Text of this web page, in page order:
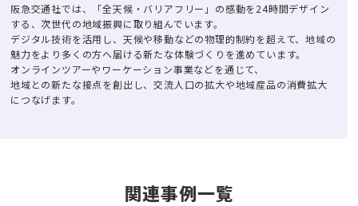
阪急交通社では、「全天候・バリアフリー」の感動を24時間デザイン
する、次世代の地域振興に取り組んでいます。
デジタル技術を活用し、天候や移動などの物理的制約を超えて、地域の
魅力をより多くの方へ届ける新たな体験づくりを進めています。
オンラインツアーやワーケーション事業などを通じて、
地域との新たな接点を創出し、交流人口の拡大や地域産品の消費拡大
につなげます。
関連事例一覧